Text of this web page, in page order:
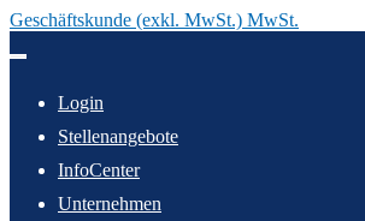
Geschäftskunde (exkl. MwSt.) MwSt.
Inhalt
Login
Stellenangebote
InfoCenter
Unternehmen